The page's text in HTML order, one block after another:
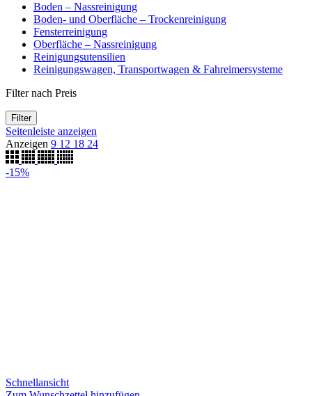
Boden – Nassreinigung
Boden- und Oberfläche – Trockenreinigung
Fensterreinigung
Oberfläche – Nassreinigung
Reinigungsutensilien
Reinigungswagen, Transportwagen & Fahreimersysteme
Filter nach Preis
Filter
Seitenleiste anzeigen
Anzeigen 9 12 18 24
-15%
Schnellansicht